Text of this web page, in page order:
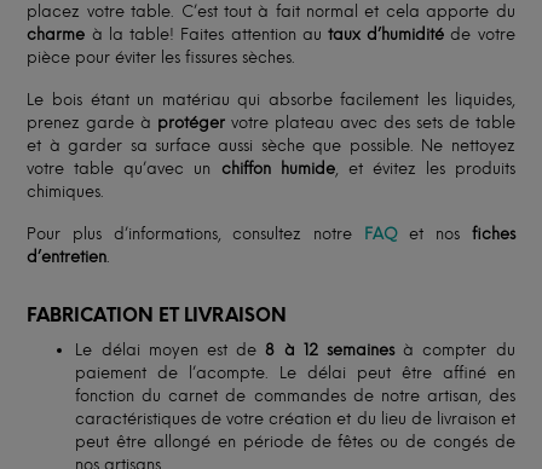
placez votre table. C’est tout à fait normal et cela apporte du
charme à la table! Faites attention au taux d’humidité de votre
pièce pour éviter les fissures sèches.
Le bois étant un matériau qui absorbe facilement les liquides,
prenez garde à protéger votre plateau avec des sets de table
et à garder sa surface aussi sèche que possible. Ne nettoyez
votre table qu’avec un chiffon humide, et évitez les produits
chimiques.
Pour plus d’informations, consultez notre FAQet nos fiches
d’entretien
FABRICATION ET LIVRAISON
Le délai moyen est de8 à 12 semainesà compter du
paiement de l’acompte. Le délai peut être affiné en
fonction du carnet de commandes de notre artisan, des
caractéristiques de votre création et du lieu de livraison et
peut être allongé en période de fêtes ou de congés de
nos artisans.